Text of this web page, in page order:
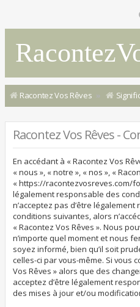
Racontez Vos Rêves Signification &
Racontez Vos Rêves -
En accédant à « Racontez Vos
« nous », « notre », « nos », «
« https://racontezvosreves.com/
légalement responsable des
n’acceptez pas d’être
conditions suivantes, alors
« Racontez Vos Rêves ». Nous
n’importe quel moment et nous
soyez informé, bien qu’il soit
celles-ci par vous-même. Si vous
Vos Rêves » alors que des
acceptez d’être légalement
des mises à jour et/ou